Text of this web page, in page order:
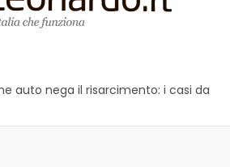
auto nega il risarcimento: i casi da